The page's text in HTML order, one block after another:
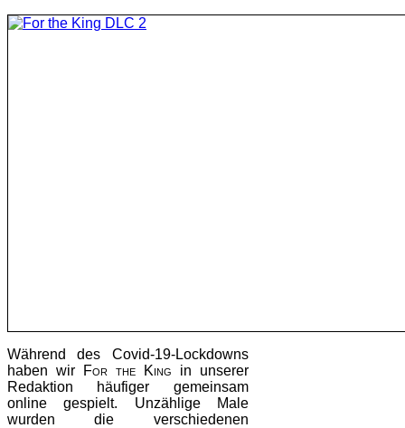
Während des Covid-19-Lockdowns
haben wir
For the King in unserer
Redaktion häufiger gemeinsam
online gespielt. Unzählige Male
wurden die verschiedenen